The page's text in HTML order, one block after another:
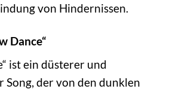
von Hindernissen.
Dance“
ist ein düsterer und
Song, der von den dunklen